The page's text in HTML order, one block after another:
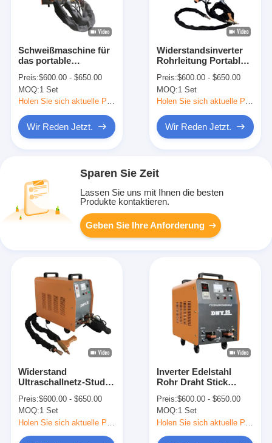
Schweißmaschine für
das portable
Legierungsstahl
Preis:$600.00 - $650.00
MOQ:1 Set
Holen Sie sich aktuelle Preis
Wir Reden Jetzt.
Widerstandsinverter
Rohrleitung Portable
Schweißmaschine
Preis:$600.00 - $650.00
MOQ:1 Set
Holen Sie sich aktuelle Preis
Wir Reden Jetzt.
Sparen Sie Zeit
Lassen Sie uns mit Ihnen die besten
Produkte kontaktieren.
Geben Sie Ihre Anforderung
Widerstand
Ultraschallnetz-Stud-
Schweißmaschine
Mini zertifiziert
Preis:$600.00 - $650.00
MOQ:1 Set
Inverter Edelstahl
Rohr Draht Stick
Schweißmaschine
Portable
Preis:$600.00 - $650.00
MOQ:1 Set